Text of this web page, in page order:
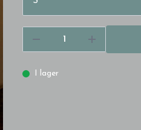
I lager